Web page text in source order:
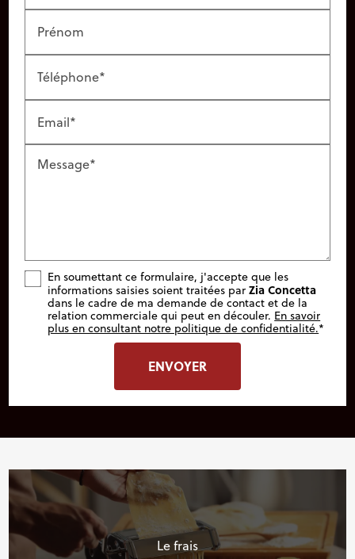
Prénom
Téléphone*
Email*
Message*
En soumettant ce formulaire, j'accepte que les
informations saisies soient traitées parZia Concetta
dans le cadre de ma demande de contact et de la
relation commerciale qui peut en découler. En savoir
plus en consultant notre politique de confidentialité.*
Le frais